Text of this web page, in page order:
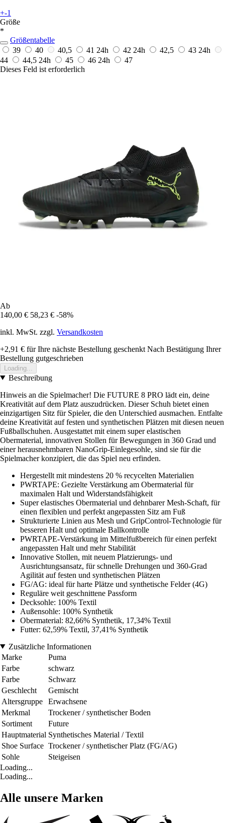
+-1
Größe
*
Größentabelle
39
40 40,5 41 24h 42 24h 42,5 43 24h
44
44,5 24h 45 46 24h
47
Dieses Feld ist erforderlich
Ab
140,00 € 58,23 € -58%
inkl. MwSt. zzgl. Versandkosten
+2,91 € für Ihre nächste Bestellung geschenkt Nach Bestätigung Ihrer
Bestellung gutgeschrieben
Loading...
Beschreibung
Hinweis an die Spielmacher! Die FUTURE 8 PRO lädt ein, deine
Kreativität auf dem Platz auszudrücken. Dieser Schuh bietet einen
einzigartigen Sitz für Spieler, die den Unterschied ausmachen. Entfalte
deine Kreativität auf festen und synthetischen Plätzen mit diesen neuen
Fußballschuhen. Ausgestattet mit einem super elastischen
Obermaterial, innovativen Stollen für Bewegungen in 360 Grad und
einer herausnehmbaren NanoGrip-Einlegesohle, sind sie für die
Spielmacher konzipiert, die das Spiel neu erfinden.
Hergestellt mit mindestens 20 % recycelten Materialien
PWRTAPE: Gezielte Verstärkung am Obermaterial für
maximalen Halt und Widerstandsfähigkeit
Super elastisches Obermaterial und dehnbarer Mesh-Schaft, für
einen flexiblen und perfekt angepassten Sitz am Fuß
Strukturierte Linien aus Mesh und GripControl-Technologie für
besseren Halt und optimale Ballkontrolle
PWRTAPE-Verstärkung im Mittelfußbereich für einen perfekt
angepassten Halt und mehr Stabilität
Innovative Stollen, mit neuem Platzierungs- und
Ausrichtungsansatz, für schnelle Drehungen und 360-Grad
Agilität auf festen und synthetischen Plätzen
FG/AG: ideal für harte Plätze und synthetische Felder (4G)
Reguläre weit geschnittene Passform
Decksohle: 100% Textil
Außensohle: 100% Synthetik
Obermaterial: 82,66% Synthetik, 17,34% Textil
Futter: 62,59% Textil, 37,41% Synthetik
Zusätzliche Informationen
Marke
Puma
Farbe
schwarz
Farbe
Schwarz
Geschlecht
Gemischt
Altersgruppe
Erwachsene
Merkmal
Trockener / synthetischer Boden
Sortiment
Future
Hauptmaterial Synthetisches Material / Textil
Shoe Surface Trockener / synthetischer Platz (FG/AG)
Sohle
Steigeisen
Loading...
Loading...
Alle unsere Marken